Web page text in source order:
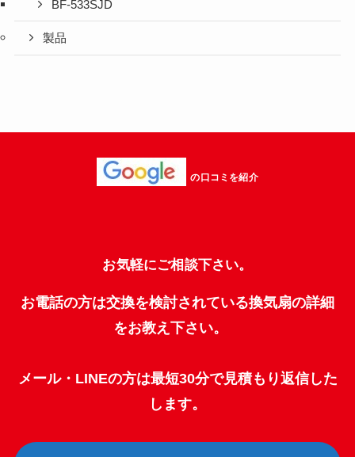
BF-533SJD
製品
の口コミを紹介
お気軽にご相談下さい。
お電話の方は交換を検討されている換気扇の詳細
をお教え下さい。
メール・LINEの方は最短30分で見積もり返信した
します。